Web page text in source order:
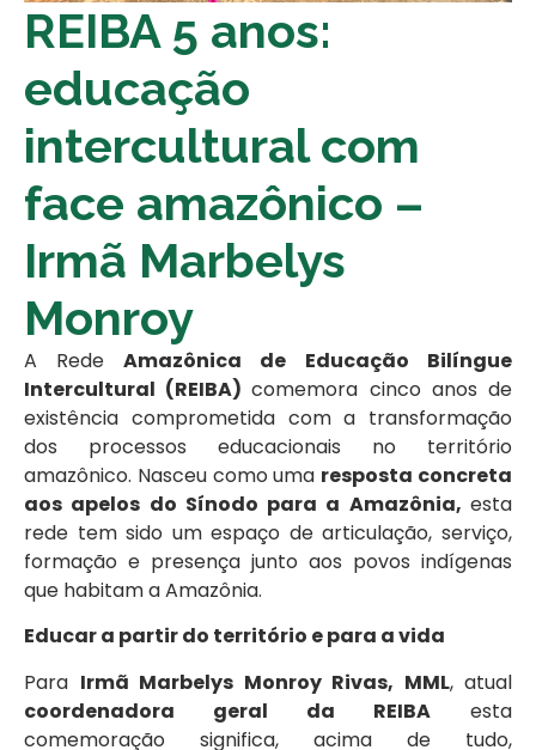
REIBA 5 anos:
educação
intercultural com
face amazônico –
Irmã Marbelys
Monroy
A Rede Amazônica de Educação Bilíngue
Intercultural (REIBA)comemora cinco anos de
existência comprometida com a transformação
dos processos educacionais no território
amazônico. Nasceu como uma resposta concreta
aos apelos do Sínodo para a Amazônia, esta
rede tem sido um espaço de articulação, serviço,
formação e presença junto aos povos indígenas
que habitam a Amazônia.
Educar a partir do território e para a vida
Para Irmã Marbelys Monroy Rivas, MML, atual
coordenadora geral da REIBA esta
comemoração significa, acima de tudo,